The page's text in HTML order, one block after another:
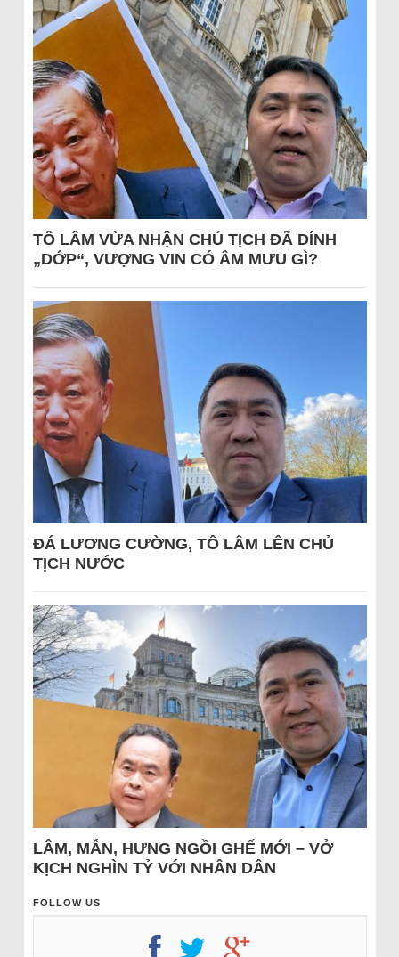
TÔ LÂM VỪA NHẬN CHỦ TỊCH ĐÃ DÍNH
„DỚP“, VƯỢNG VIN CÓ ÂM MƯU GÌ?
ĐÁ LƯƠNG CƯỜNG, TÔ LÂM LÊN CHỦ
TỊCH NƯỚC
LÂM, MẪN, HƯNG NGỒI GHẾ MỚI – VỞ
KỊCH NGHÌN TỶ VỚI NHÂN DÂN
FOLLOW US